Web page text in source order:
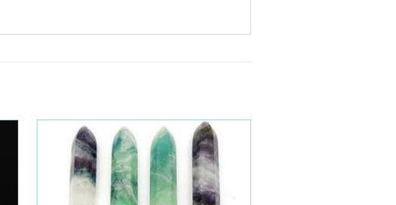
Añadir
a la
lista de